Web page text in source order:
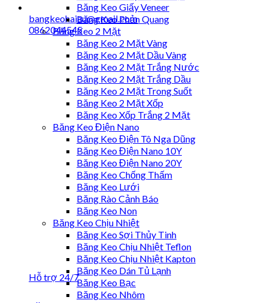
bangkeohaiau@gmail.com
0862044545
Hỗ trợ 24/7
Băng Keo Giấy Veneer
Băng Keo Phản Quang
Băng Keo 2 Mặt
Băng Keo 2 Mặt Vàng
Băng Keo 2 Mặt Dầu Vàng
Băng Keo 2 Mặt Trắng Nước
Băng Keo 2 Mặt Trắng Dầu
Băng Keo 2 Mặt Trong Suốt
Băng Keo 2 Mặt Xốp
Băng Keo Xốp Trắng 2 Mặt
Băng Keo Điện Nano
Băng Keo Điện Tô Nga Dũng
Băng Keo Điện Nano 10Y
Băng Keo Điện Nano 20Y
Băng Keo Chống Thấm
Băng Keo Lưới
Băng Rào Cảnh Báo
Băng Keo Non
Băng Keo Chịu Nhiệt
Băng Keo Sợi Thủy Tinh
Băng Keo Chịu Nhiệt Teflon
Băng Keo Chịu Nhiệt Kapton
Băng Keo Dán Tủ Lạnh
Băng Keo Bạc
Băng Keo Nhôm